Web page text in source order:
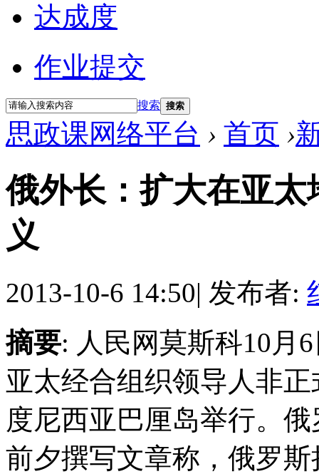
达成度
作业提交
搜索 搜索
思政课网络平台 › 首页 ›
俄外长：扩大在亚
义
2013-10-6 14:50| 发布者:
摘要: 人民网莫斯科10月
亚太经合组织领导人非
度尼西亚巴厘岛举行。
前夕撰写文章称，俄罗